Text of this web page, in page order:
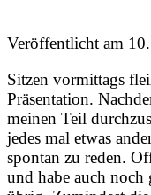
Veröffentlicht am
Sitzen vormittags
Präsentation.
meinen Teil
jedes mal etwas
spontan zu reden.
und habe auch